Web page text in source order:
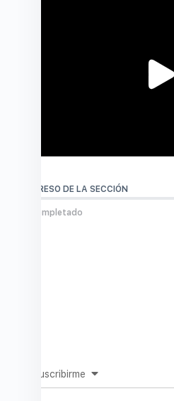
PROGRESO DE LA SECCIÓN
0% Completado
Suscribirme